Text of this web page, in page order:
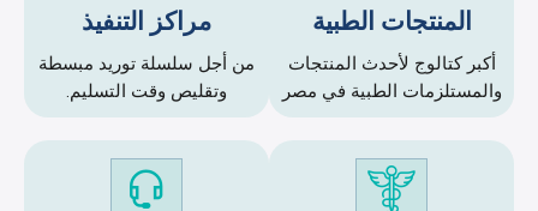
المنتجات الطبية
أكبر كتالوج لأحدث المنتجات
مراكز التنفيذ
من أجل سلسلة توريد مبسطة